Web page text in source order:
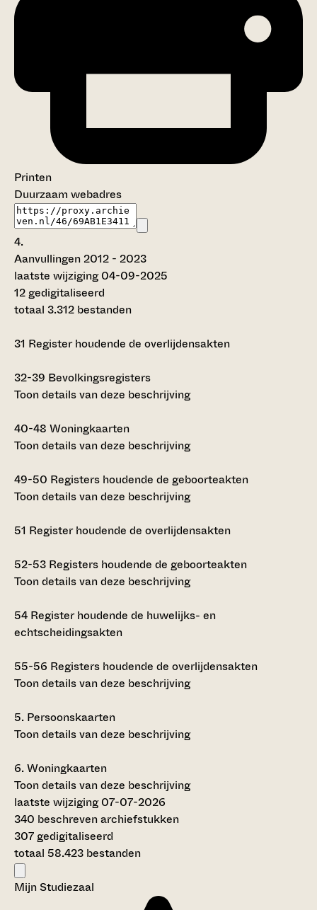
Printen
Duurzaam webadres
4.
Aanvullingen 2012 - 2023
laatste wijziging 04-09-2025
12 gedigitaliseerd
totaal 3.312 bestanden
31 Register houdende de overlijdensakten
32-39 Bevolkingsregisters
Toon details van deze beschrijving
40-48 Woningkaarten
Toon details van deze beschrijving
49-50 Registers houdende de geboorteakten
Toon details van deze beschrijving
51 Register houdende de overlijdensakten
52-53 Registers houdende de geboorteakten
Toon details van deze beschrijving
54 Register houdende de huwelijks- en
echtscheidingsakten
55-56 Registers houdende de overlijdensakten
Toon details van deze beschrijving
5. Persoonskaarten
Toon details van deze beschrijving
6.Woningkaarten
Toon details van deze beschrijving
laatste wijziging 07-07-2026
340 beschreven archiefstukken
307 gedigitaliseerd
totaal 58.423 bestanden
Mijn Studiezaal